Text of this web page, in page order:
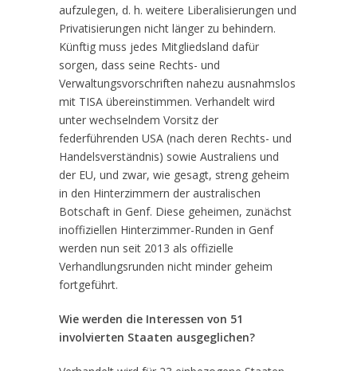
aufzulegen, d. h. weitere Liberalisierungen und
Privatisierungen nicht länger zu behindern.
Künftig muss jedes Mitgliedsland dafür
sorgen, dass seine Rechts- und
Verwaltungsvorschriften nahezu ausnahmslos
mit TISA übereinstimmen. Verhandelt wird
unter wechselndem Vorsitz der
federführenden USA (nach deren Rechts- und
Handelsverständnis) sowie Australiens und
der EU, und zwar, wie gesagt, streng geheim
in den Hinterzimmern der australischen
Botschaft in Genf. Diese geheimen, zunächst
inoffiziellen Hinterzimmer-Runden in Genf
werden nun seit 2013 als offizielle
Verhandlungsrunden nicht minder geheim
fortgeführt.
Wie werden die Interessen von 51
involvierten Staaten ausgeglichen?